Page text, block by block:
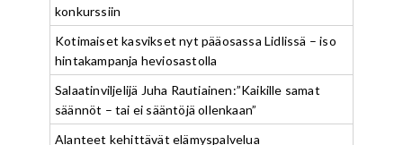
konkurssiin
Kotimaiset kasvikset nyt pääosassa Lidlissä – iso
hintakampanja heviosastolla
Salaatinviljelijä Juha Rautiainen:”Kaikille samat
säännöt – tai ei sääntöjä ollenkaan”
Alanteet kehittävät elämyspalvelua